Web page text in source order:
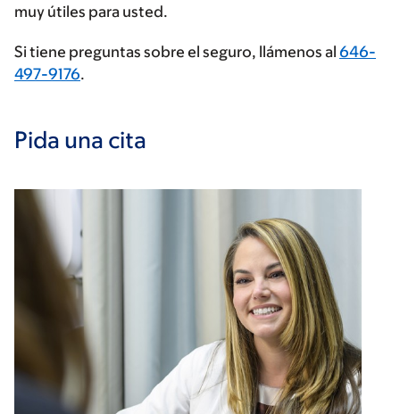
muy útiles para usted.
Si tiene preguntas sobre el seguro, llámenos al 646-
497-9176.
Pida una cita